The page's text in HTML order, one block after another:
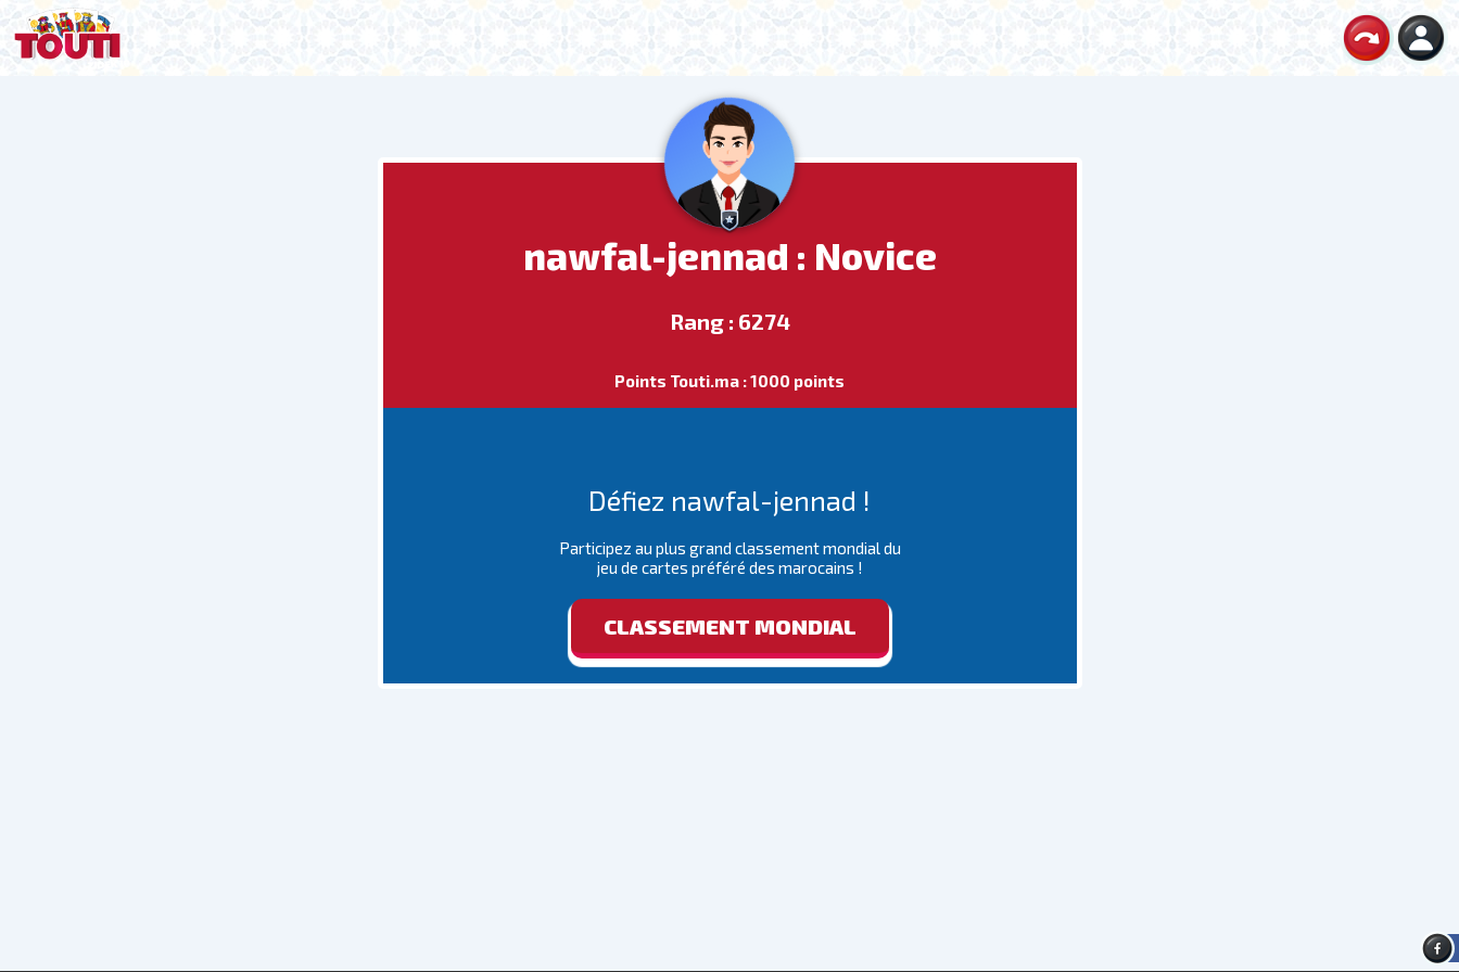
nawfal-jennad : Novice
Rang : 6274
Points Touti.ma : 1000 points
Défiez nawfal-jennad !
Participez au plus grand classement mondial du
jeu de cartes préféré des marocains !
CLASSEMENT MONDIAL